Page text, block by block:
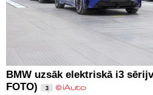
BMW uzsāk elektriskā i3
FOTO)
3